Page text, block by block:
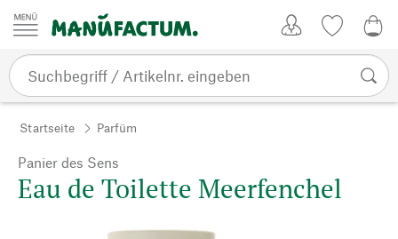
Zum Inhalt springen
Startseite Parfüm
Panier des Sens
Eau de Toilette Meerfenchel